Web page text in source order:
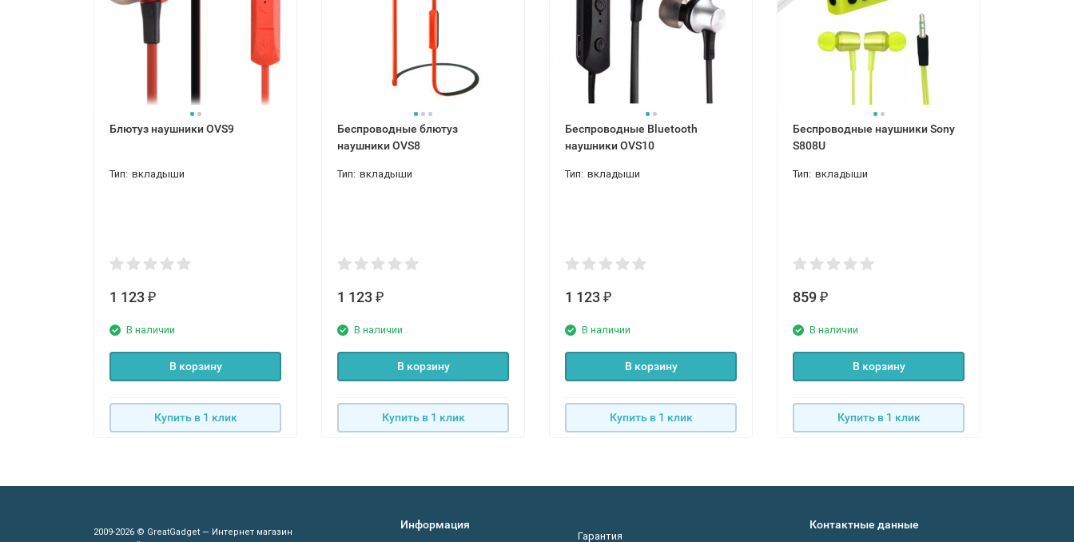
Блютуз наушники OVS9
Тип: вкладыши
1 123 ₽
В наличии
В корзину
Купить в 1 клик
Беспроводные блютуз
наушники OVS8
Тип: вкладыши
1 123 ₽
В наличии
В корзину
Купить в 1 клик
Беспроводные Bluetooth
наушники OVS10
Тип: вкладыши
1 123 ₽
В наличии
В корзину
Купить в 1 клик
Беспроводные наушники Sony
S808U
Тип: вкладыши
859 ₽
В наличии
В корзину
Купить в 1 клик
2009-2026 © GreatGadget — Интернет магазин
Информация
Гарантия
Контактные данные